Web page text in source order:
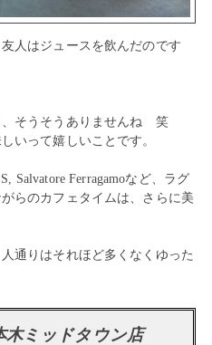
人はジュースを飲んだのです
、そうそうありませんね 笑
いって嬉しいことです。
Salvatore Ferragamoなど、ラグ
らのカフェタイムは、さらに美
通りはそれほど多くなくゆった
木ミッドタウン店